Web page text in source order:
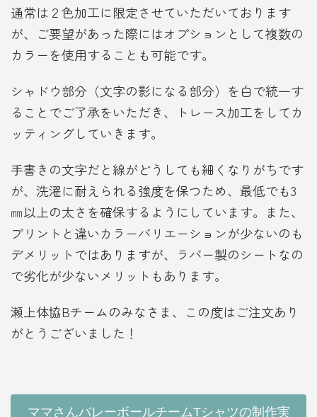
通常は２色加工に限定させていただいております
が、ご要望があった際にはオプションとして複数の
カラーを使用することも可能です。
シャドウ部分（文字の影になる部分）を白で統一す
ることでご了承をいただき、トレース加工をしてカ
ッティングしていきます。
手書きの文字だと線がどうしても細くなりがちです
が、洗濯に耐えられる強度を保つため、最低でも3
㎜以上の太さを確保するようにしています。また、
プリントと違いカラーバリエーションが少ないのも
デメリットではありますが、ラバー製のシートなの
で劣化が少ないメリットもあります。
瀬上体協Bチームのみなさま、この度はご注文あり
がとうございました！
ママさんバレーボールチームTシャツの制作実